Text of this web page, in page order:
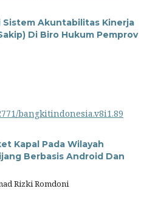
Sistem Akuntabilitas Kinerja
Di Biro Hukum Pemprov
bangkitindonesia.v8i1.89
Kapal Pada Wilayah
Berbasis Android Dan
Rizki Romdoni